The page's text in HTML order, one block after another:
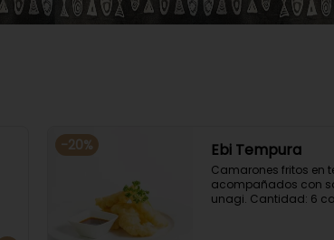
-20% Ebi Tempura
Camarones fritos en
acompañados con
unagi. Cantidad: 6